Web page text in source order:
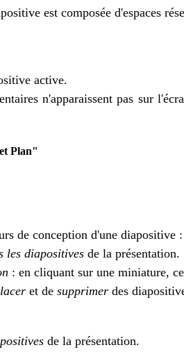
est composée d'espaces
active.
n'apparaissent pas sur
Plan"
de conception d'une diapositive :
les diapositives de la présentation.
: en cliquant sur une miniature,
et de supprimer des
de la présentation.